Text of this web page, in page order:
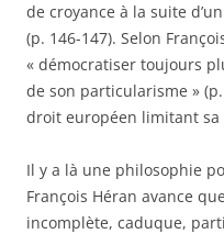
de croyance à la suite
(p. 146-147). Selon
« démocratiser toujours
de son particularisme »
droit européen limitant
Il y a là une philosophie
François Héran avance
incomplète, caduque,